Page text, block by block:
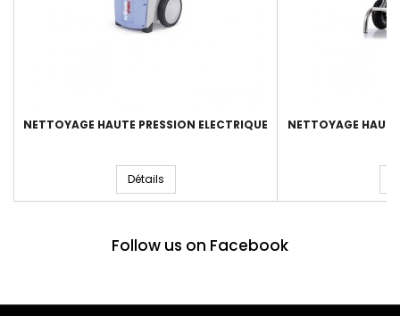
NETTOYAGE HAUTE PRESSION ELECTRIQUE
Détails
NETTOYAGE
Follow us on Facebook